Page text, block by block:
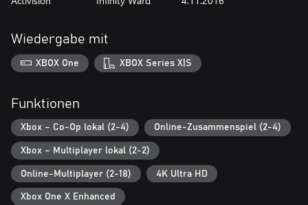
Vorratslieferungen sowie 1.000 Bonus-Schrott zum Fertigen
Infinite Warfare bietet drei einzigartige Spielmodi: Kampagne,
Mehrspieler und Zombies.
Reyes, einem zum Kommandanten aufgestiegenen Kampfpiloten,
Feind anführen muss. Dabei gilt es, die tödlichen, extremen
Bedingungen im All zu überleben.
Der Mehrspieler-Modus von Infinite Warfare ist mit dem
flüssigen Bewegungssystem, spielerfokussierten Mapdesign,
neuen Kampfrüstungs-System und tiefgehenden Anpassungen
Wiedergabe mit
XBOX One XBOX Series X|S
Funktionen
Xbox – Co-Op lokal (2-4) Online-Zusammenspiel (2-4)
Xbox – Multiplayer lokal (2-2)
Online-Multiplayer (2-18) 4K Ultra HD
Xbox One X Enhanced